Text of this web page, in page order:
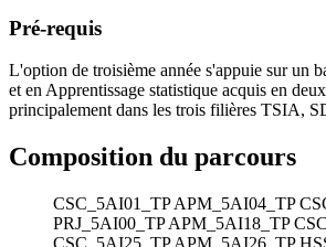
Pré-requis
L'option de troisième année s'appuie sur un
et en Apprentissage statistique acquis en
principalement dans les trois filières TSIA,
Composition du parcours
CSC_5AI01_TP APM_5AI04_TP
PRJ_5AI00_TP APM_5AI18_TP